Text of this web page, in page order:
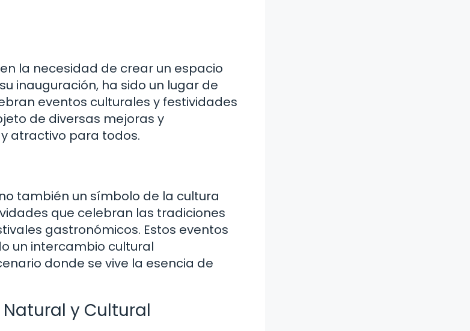
la necesidad de crear un espacio
inauguración, ha sido un lugar de
eventos culturales y festividades
de diversas mejoras y
atractivo para todos.
también un símbolo de la cultura
que celebran las tradiciones
gastronómicos. Estos eventos
un intercambio cultural
donde se vive la esencia de
Natural y Cultural